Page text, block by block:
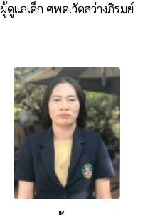
ผู้ดูแลเด็ก ศพด.วัดสว่างภิรมย์